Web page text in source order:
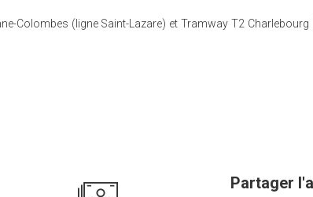
Colombes (ligne Saint-Lazare) et Tramway T2 Charlebourg
Partager